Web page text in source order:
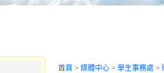
首頁 > 媒體中心 > 學生事務處 >